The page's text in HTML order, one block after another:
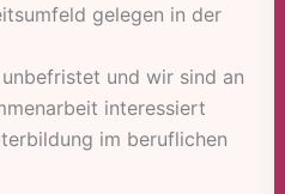
gelegen in der
und wir sind an
interessiert
im beruflichen